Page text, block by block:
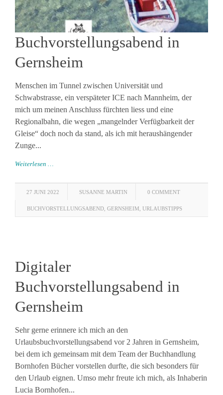
Buchvorstellungsabend in
Gernsheim
Menschen im Tunnel zwischen Universität und
Schwabstrasse, ein verspäteter ICE nach Mannheim, der
mich um meinen Anschluss fürchten liess und eine
Regionalbahn, die wegen „mangelnder Verfügbarkeit der
Gleise“ doch noch da stand, als ich mit heraushängender
Zunge...
Weiterlesen …
27 JUNI 2022 SUSANNE MARTIN 0 COMMENT
BUCHVORSTELLUNGSABEND GERNSHEIM URLAUBSTIPPS
Digitaler
Buchvorstellungsabend in
Gernsheim
Sehr gerne erinnere ich mich an den
Urlaubsbuchvorstellungsabend vor 2 Jahren in Gernsheim,
bei dem ich gemeinsam mit dem Team der Buchhandlung
Bornhofen Bücher vorstellen durfte, die sich besonders für
den Urlaub eignen. Umso mehr freute ich mich, als Inhaberin
Lucia Bornhofen...